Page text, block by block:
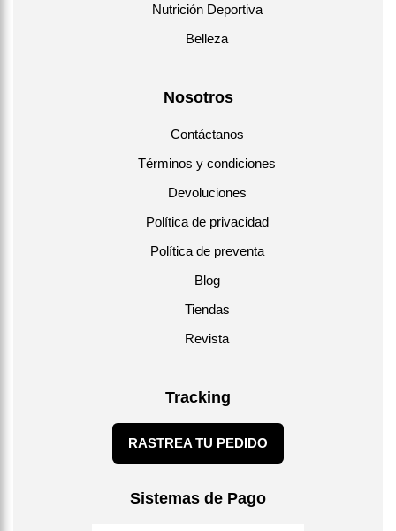
Nutrición Deportiva
Belleza
Nosotros
Contáctanos
Términos y condiciones
Devoluciones
Política de privacidad
Política de preventa
Blog
Tiendas
Revista
Tracking
RASTREA TU PEDIDO
Sistemas de Pago